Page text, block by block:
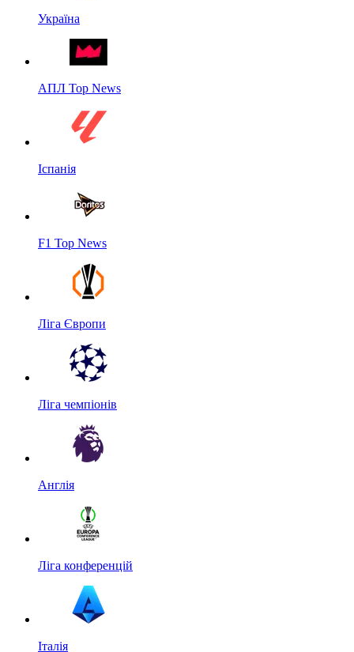
Україна
АПЛ Top News
Іспанія
F1 Top News
Ліга Європи
Ліга чемпіонів
Англія
Ліга конференцій
Італія